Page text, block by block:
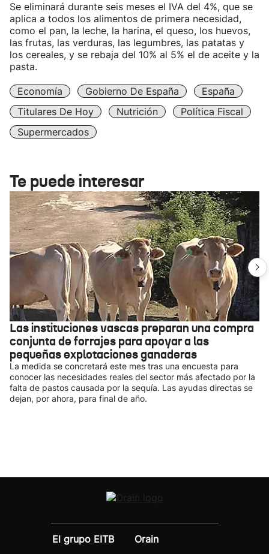
Se eliminará durante seis meses el IVA del 4%, que se
aplica a todos los alimentos de primera necesidad,
como el pan, la leche, la harina, el queso, los huevos,
las frutas, las verduras, las legumbres, las patatas y
los cereales, y se rebaja del 10% al 5% el de aceite y la
pasta.
Economía Gobierno De España
España
Titulares De Hoy
Nutrición
Política Fiscal
Supermercados
Te puede interesar
Las instituciones vascas preparan una compra
conjunta de forrajes para apoyar a las
pequeñas explotaciones ganaderas
La medida se concretará este mes tras una encuesta para
conocer las necesidades reales del sector más afectado por la
falta de pastos causada por la sequía. Las ayudas directas se
dejan, por ahora, para final de año.
El grupo EITB
Orain